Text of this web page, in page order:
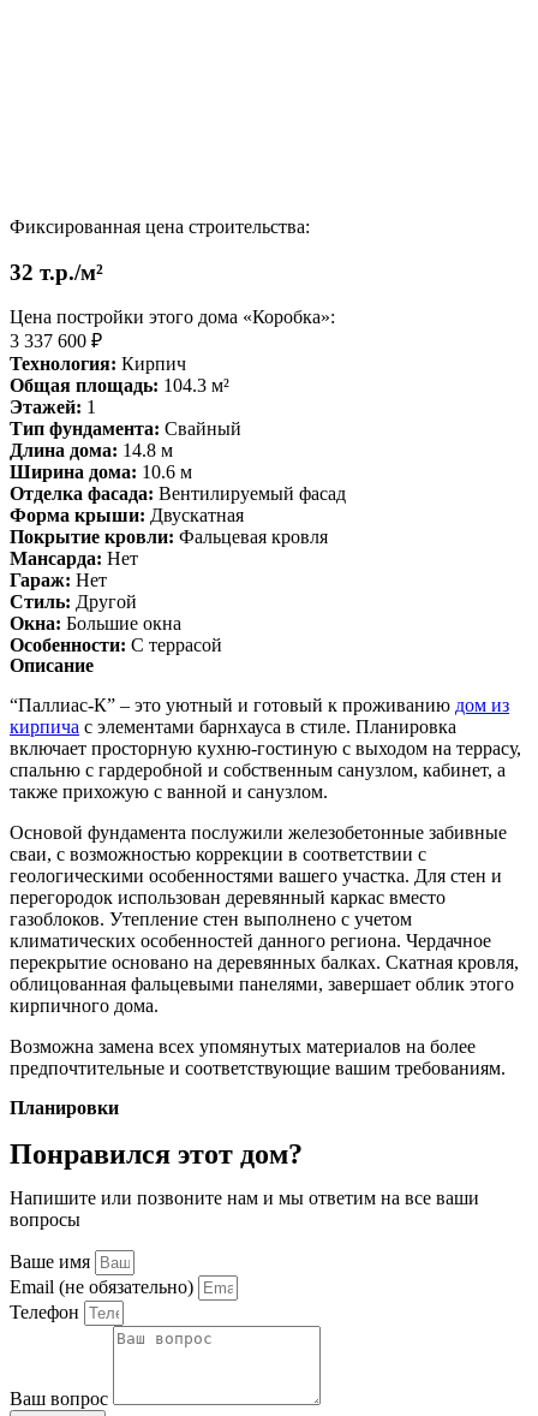
Фиксированная цена строительства:
32 т.р./м²
Цена постройки этого дома «Коробка»:
3 337 600 ₽
Технология: Кирпич
Общая площадь: 104.3 м²
Этажей: 1
Тип фундамента: Свайный
Длина дома: 14.8 м
Ширина дома: 10.6 м
Отделка фасада: Вентилируемый фасад
Форма крыши: Двускатная
Покрытие кровли: Фальцевая кровля
Мансарда: Нет
Гараж: Нет
Стиль: Другой
Окна: Большие окна
Особенности: С террасой
Описание
“Паллиас-К” – это уютный и готовый к проживанию дом из
кирпича с элементами барнхауса в стиле. Планировка
включает просторную кухню-гостиную с выходом на террасу,
спальню с гардеробной и собственным санузлом, кабинет, а
также прихожую с ванной и санузлом.
Основой фундамента послужили железобетонные забивные
сваи, с возможностью коррекции в соответствии с
геологическими особенностями вашего участка. Для стен и
перегородок использован деревянный каркас вместо
газоблоков. Утепление стен выполнено с учетом
климатических особенностей данного региона. Чердачное
перекрытие основано на деревянных балках. Скатная кровля,
облицованная фальцевыми панелями, завершает облик этого
кирпичного дома.
Возможна замена всех упомянутых материалов на более
предпочтительные и соответствующие вашим требованиям.
Планировки
Понравился этот дом?
Напишите или позвоните нам и мы ответим на все ваши
вопросы
Ваше имя
Email (не обязательно)
Телефон
Ваш вопрос